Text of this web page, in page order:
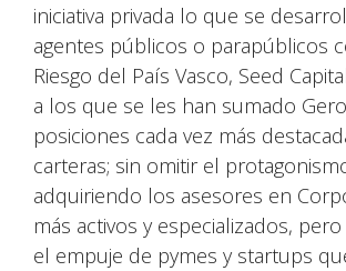
iniciativa privada lo que se
agentes públicos o parapúblicos
Riesgo del País Vasco, Seed
a los que se les han sumado
posiciones cada vez más
carteras; sin omitir el
adquiriendo los asesores en
más activos y especializados,
el empuje de pymes y startups